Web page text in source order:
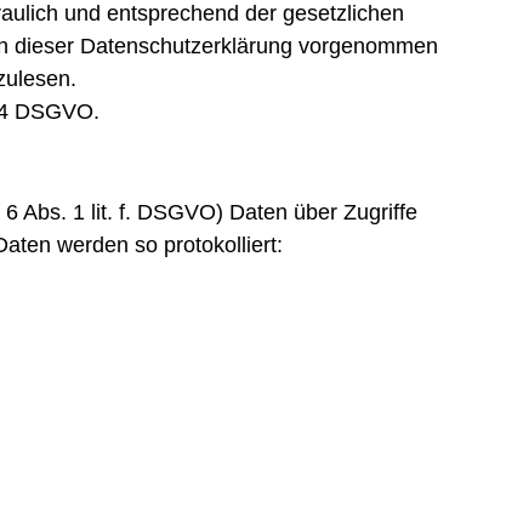
und entsprechend der gesetzlichen
dieser Datenschutzerklärung vorgenommen
DSGVO.
Abs. 1 lit. f. DSGVO) Daten über Zugriffe
werden so protokolliert: